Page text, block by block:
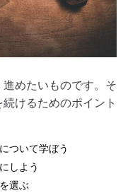
めたいものです。そ
けるためのポイント
ついて学ぼう
しよう
選ぶ